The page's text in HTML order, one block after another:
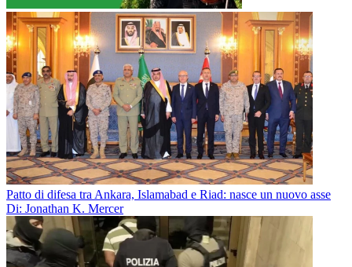
Patto di difesa tra Ankara, Islamabad e Riad: nasce un nuovo asse
Di: Jonathan K. Mercer